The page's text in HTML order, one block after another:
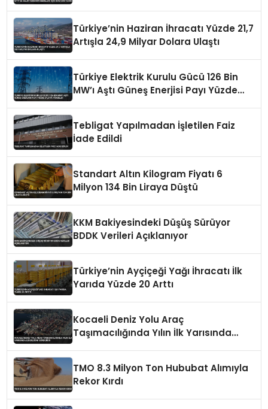
Türkiye’nin Haziran İhracatı Yüzde 21,7
Artışla 24,9 Milyar Dolara Ulaştı
Türkiye Elektrik Kurulu Gücü 126 Bin
MW’ı Aştı Güneş Enerjisi Payı Yüzde
Tebligat Yapılmadan İşletilen Faiz
İade Edildi
Standart Altın Kilogram Fiyatı 6
Milyon 134 Bin Liraya Düştü
KKM Bakiyesindeki Düşüş Sürüyor
BDDK Verileri Açıklanıyor
Türkiye’nin Ayçiçeği Yağı İhracatı İlk
Yarıda Yüzde 20 Arttı
Kocaeli Deniz Yolu Araç
Taşımacılığında Yılın İlk Yarısında
TMO 8.3 Milyon Ton Hububat Alımıyla
Rekor Kırdı